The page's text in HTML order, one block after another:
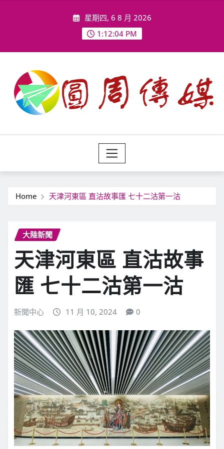
星期四, 6 8 月 2026
1:12:06 PM
Home 天津河東區 直沽故事匯 七十二沽第一沽
大陸新聞
天津河東區 直沽故事
匯 七十二沽第一沽
新聞中心 11 月 10, 2024 0